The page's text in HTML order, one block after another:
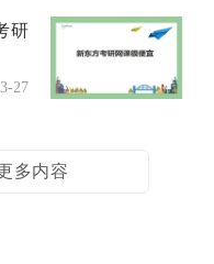
研
27
多内容